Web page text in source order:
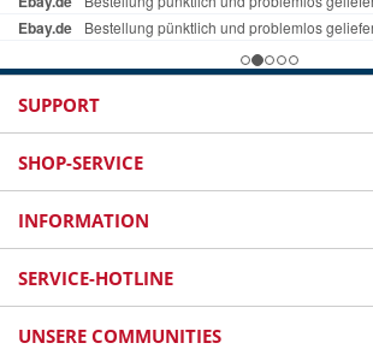
SUPPORT
SHOP-SERVICE
INFORMATION
SERVICE-HOTLINE
UNSERE COMMUNITIES